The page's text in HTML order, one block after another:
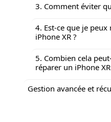
3. Comment éviter
4. Est-ce que je
iPhone XR ?
5. Combien cela
réparer un iPhone XR
Gestion avancée et